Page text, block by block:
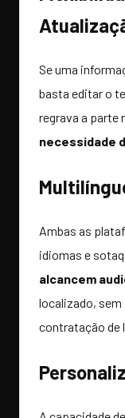
Se uma
basta editar o
regrava a parte
necessidade
Ambas as
idiomas e
alcancem
localizado,
contratação de